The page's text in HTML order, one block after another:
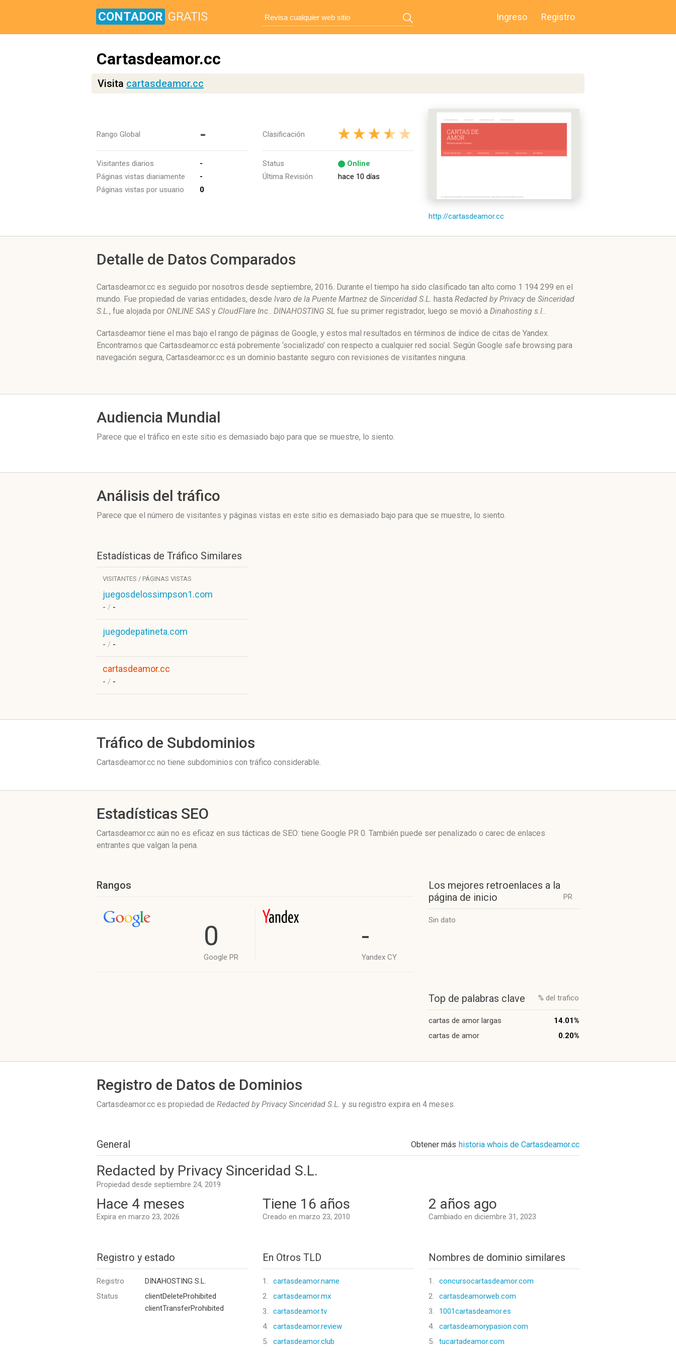
CONTADOR GRATIS Ingreso Registro
Cartasdeamor.cc
Visita cartasdeamor.cc
Rango Global -
Visitantes diarios
-
Páginas vistas diariamente
-
Páginas vistas por usuario
0
Clasificación
Status
Online
Última Revisión
hace 10 días
http://cartasdeamor.cc
Detalle de Datos Comparados
Cartasdeamor.cc es seguido por nosotros desde septiembre, 2016. Durante el tiempo ha sido clasificado tan alto como 1 194 299 en el
mundo. Fue propiedad de varias entidades, desde lvaro de la Puente Martnez de Sinceridad S.L. hasta Redacted by Privacyde Sinceridad
S.L., fue alojada por ONLINE SAS y CloudFlare Inc.. DINAHOSTING SL fue su primer registrador, luego se movió a Dinahosting s.l..
Cartasdeamor tiene el mas bajo el rango de páginas de Google, y estos mal resultados en términos de índice de citas de Yandex.
Encontramos que Cartasdeamor.cc está pobremente ‘socializado’ con respecto a cualquier red social. Según Google safe browsing para
navegación segura, Cartasdeamor.cc es un dominio bastante seguro con revisiones de visitantes ninguna.
Audiencia Mundial
Parece que el tráfico en este sitio es demasiado bajo para que se muestre, lo siento.
Análisis del tráfico
Parece que el número de visitantes y páginas vistas en este sitio es demasiado bajo para que se muestre, lo siento.
Estadísticas de Tráfico Similares
VISITANTES / PÁGINAS VISTAS
juegosdelossimpson1.com
- / -
juegodepatineta.com
- / -
cartasdeamor.cc
- / -
Tráfico de Subdominios
Cartasdeamor.cc no tiene subdominios con tráfico considerable.
Estadísticas SEO
Cartasdeamor.cc aún no es eficaz en sus tácticas de SEO: tiene Google PR 0. También puede ser penalizado o carec de enlaces
entrantes que valgan la pena.
Rangos
0
Google PR
-
Yandex CY
Los mejores retroenlaces a la
página de inicio
PR
Sin dato
Top de palabras clave % del trafico
cartas de amor largas
14.01%
cartas de amor
0.20%
Registro de Datos de Dominios
Cartasdeamor.cc es propiedad de Redacted by Privacy Sinceridad S.L. y su registro expira en 4 meses.
General Obtener más historia whois de Cartasdeamor.cc
Redacted by Privacy Sinceridad S.L.
Propiedad desde septiembre 24, 2019
Hace 4 meses
Expira en marzo 23, 2026
Tiene 16 años
Creado en marzo 23, 2010
2 años ago
Cambiado en diciembre 31, 2023
Registro y estado
Registro
DINAHOSTING S.L.
Status
clientDeleteProhibited
clientTransferProhibited
En Otros TLD
1.
cartasdeamor.name
2.
cartasdeamor.mx
3.
cartasdeamor.tv
4.
cartasdeamor.review
5.
cartasdeamor.club
Nombres de dominio similares
1.
concursocartasdeamor.com
2.
cartasdeamorweb.com
3.
1001cartasdeamor.es
4.
cartasdeamorypasion.com
5.
tucartadeamor.com